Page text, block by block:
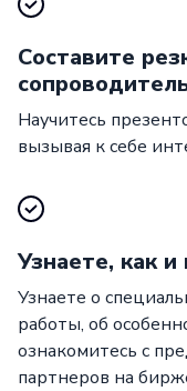
Составите
Научитесь
вызывая к себе
Узнаете, как и
Узнаете о
работы, об
ознакомитесь с
партнеров на